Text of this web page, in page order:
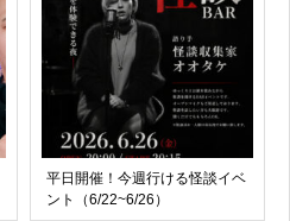
平日開催！今週行ける怪談イベ
ント（6/22~6/26）